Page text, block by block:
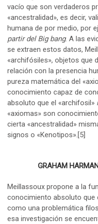
vacío que son verdaderos
«ancestralidad», es decir,
humana de por medio, por
partir del Big bang. A las
se extraen estos datos,
«archifósiles», objetos que
relación con la presencia
pureza matemática del
conocimiento capaz de
absoluto que el «archifosil»
«axiomas» son
cierta «ancestralidad»
signos o «Kenotipos».[5]
GRAHAM
Meillassoux propone a la
conocimiento absoluto que
como una problemática
esa investigación se